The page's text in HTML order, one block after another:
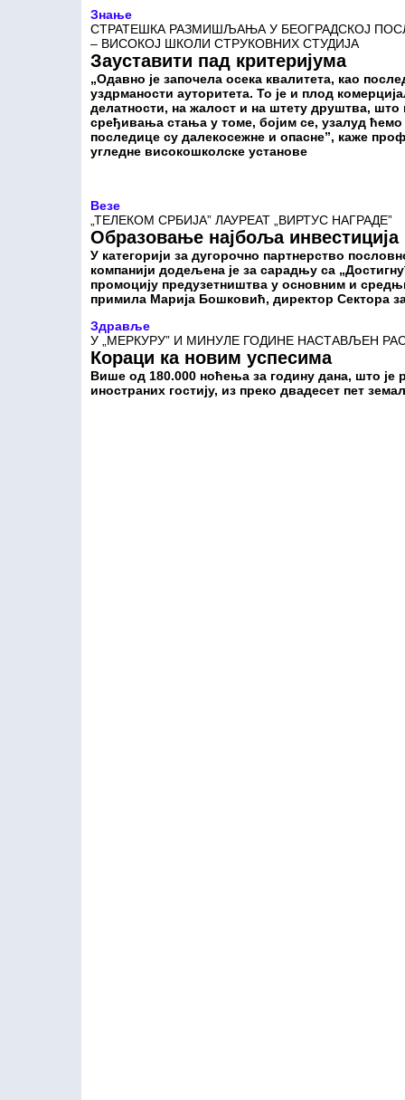
Знање
СТРАТЕШКА РАЗМИШЉАЊА У БЕОГРАДСКОЈ
– ВИСОКОЈ ШКОЛИ СТРУКОВНИХ СТУДИЈА
Зауставити пад критеријума
„Одавно је започела осека квалитета, као
уздрманости ауторитета. То је и плод
делатности, на жалост и на штету друштва, што
сређивања стања у томе, бојим се, узалуд
последице су далекосежне и опасне”, каже
угледне високошколске установе
Везе
„ТЕЛЕКОМ СРБИЈА” ЛАУРЕАТ „ВИРТУС НАГРАДЕ”
Образовање најбоља инвестиција
У категорији за дугорочно партнерство
компанији додељена је за сарадњу са
промоцију предузетништва у основним и
примила Марија Бошковић, директор Сектора
Здравље
У „МЕРКУРУ” И МИНУЛЕ ГОДИНЕ НАСТАВЉЕН
Кораци ка новим успесима
Више од 180.000 ноћења за годину дана, што је
иностраних гостију, из преко двадесет пет